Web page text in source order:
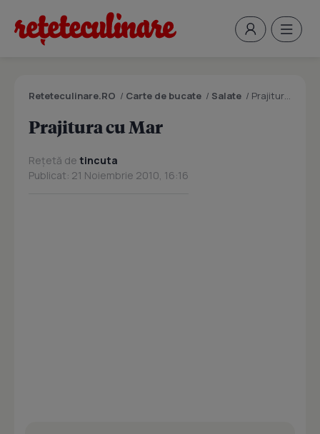
Reteteculinare.RO / Carte de bucate / Salate / Prajitura cu Mar
Prajitura cu Mar
Rețetă de tincuta
Publicat: 21 Noiembrie 2010, 16:16